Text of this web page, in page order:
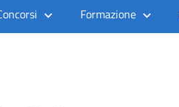
Formazione